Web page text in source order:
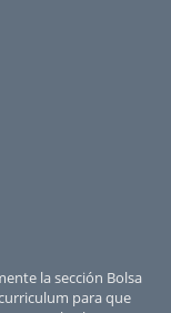
la sección Bolsa
para que